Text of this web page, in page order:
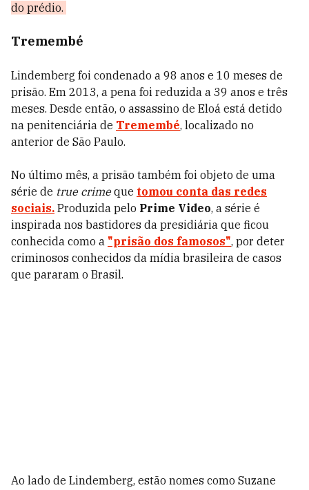
do prédio.
Tremembé
Lindemberg foi condenado a 98 anos e 10 meses de
prisão. Em 2013, a pena foi reduzida a 39 anos e três
meses. Desde então, o assassino de Eloá está detido
na penitenciária de Tremembé, localizado no
anterior de São Paulo.
No último mês, a prisão também foi objeto de uma
série de true crimeque tomou conta das redes
sociais. Produzida pelo Prime Video, a série é
inspirada nos bastidores da presidiária que ficou
conhecida como a "prisão dos famosos", por deter
criminosos conhecidos da mídia brasileira de casos
que pararam o Brasil.
Ao lado de Lindemberg, estão nomes como Suzane